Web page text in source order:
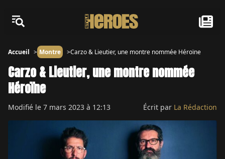
Accueil Montre Carzo & Lieutier, une montre nommée Héroïne
Carzo & Lieutier, une montre nommée
Héroïne
Modifié le 7 mars 2023 à 12:13 Écrit par La Rédaction